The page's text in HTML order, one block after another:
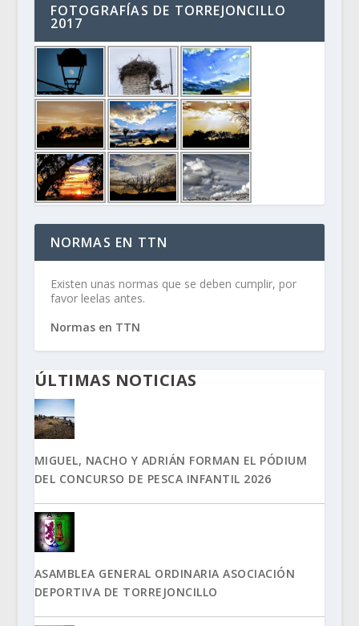
FOTOGRAFÍAS DE TORREJONCILLO
2017
NORMAS EN TTN
Existen unas normas que se deben cumplir, por
favor leelas antes.
Normas en TTN
ÚLTIMAS NOTICIAS
MIGUEL, NACHO Y ADRIÁN FORMAN EL PÓDIUM
DEL CONCURSO DE PESCA INFANTIL 2026
ASAMBLEA GENERAL ORDINARIA ASOCIACIÓN
DEPORTIVA DE TORREJONCILLO